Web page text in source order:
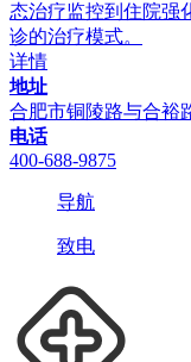
态治疗监控到住院强
诊的治疗模式。
详情
地址
合肥市铜陵路与合裕
电话
400-688-9875
导航
致电